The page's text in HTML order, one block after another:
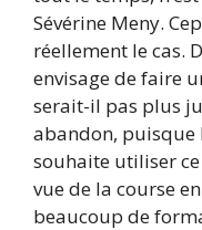
Sévérine Meny.
réellement le cas.
envisage de faire
serait-il pas plus
abandon, puisque
souhaite utiliser
vue de la course
beaucoup de